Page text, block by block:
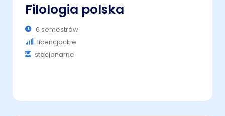
Filologia polska
6 semestrów
licencjackie
stacjonarne